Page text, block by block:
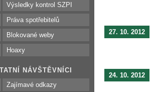
Výsledky kontrol SZPI
Práva spotřebitelů
Blokované weby
Hoaxy
NÁVŠTĚVNÍCI
Zajímavé odkazy
27. 10. 2012
24. 10. 2012